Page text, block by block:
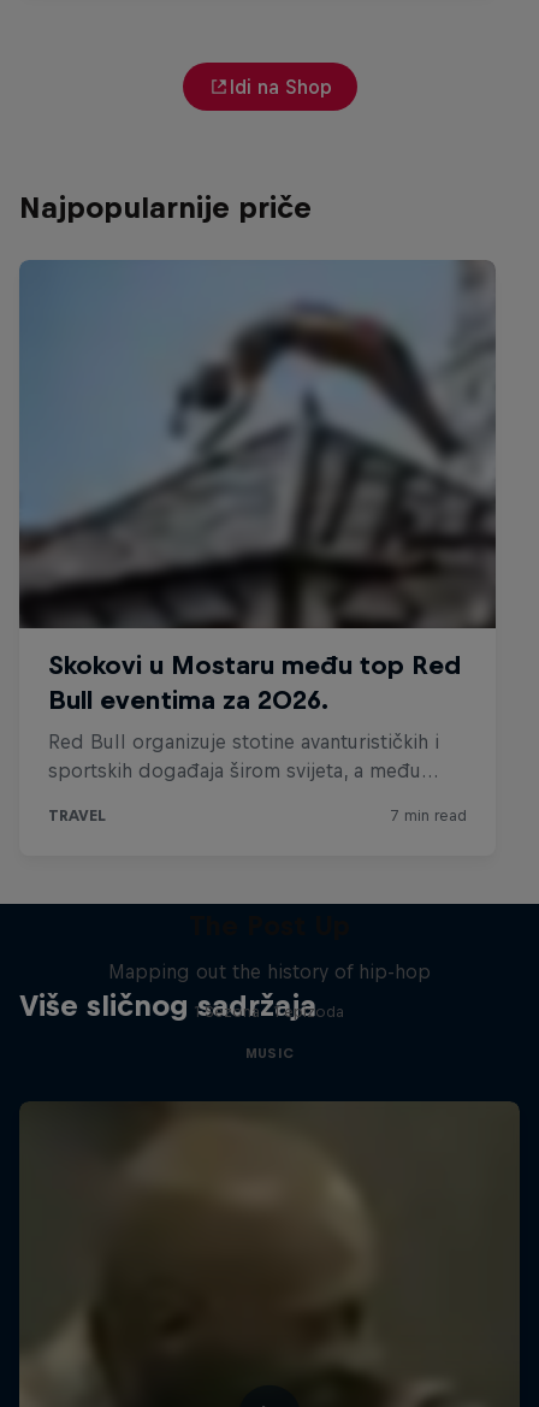
Idi na Shop
Najpopularnije priče
Više sličnog sadržaja
Mapping out the history of hip-hop
1 Sezona · 1 epizoda
MUSIC